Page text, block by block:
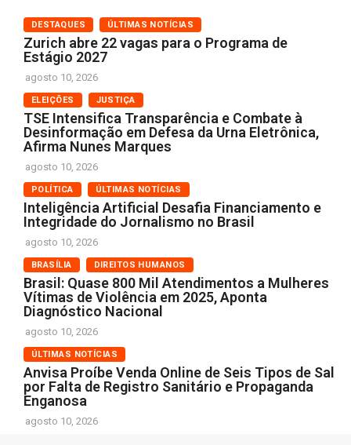
DESTAQUES ÚLTIMAS NOTÍCIAS
Zurich abre 22 vagas para o Programa de
Estágio 2027
agosto 10, 2026
ELEIÇÕES JUSTIÇA
TSE Intensifica Transparência e Combate à
Desinformação em Defesa da Urna Eletrônica,
Afirma Nunes Marques
agosto 10, 2026
POLÍTICA ÚLTIMAS NOTÍCIAS
Inteligência Artificial Desafia Financiamento e
Integridade do Jornalismo no Brasil
agosto 10, 2026
BRASÍLIA DIREITOS HUMANOS
Brasil: Quase 800 Mil Atendimentos a Mulheres
Vítimas de Violência em 2025, Aponta
Diagnóstico Nacional
agosto 10, 2026
ÚLTIMAS NOTÍCIAS
Anvisa Proíbe Venda Online de Seis Tipos de Sal
por Falta de Registro Sanitário e Propaganda
Enganosa
agosto 10, 2026